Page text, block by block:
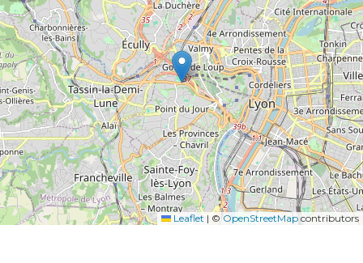
Leaflet | © OpenStreetMap contributors